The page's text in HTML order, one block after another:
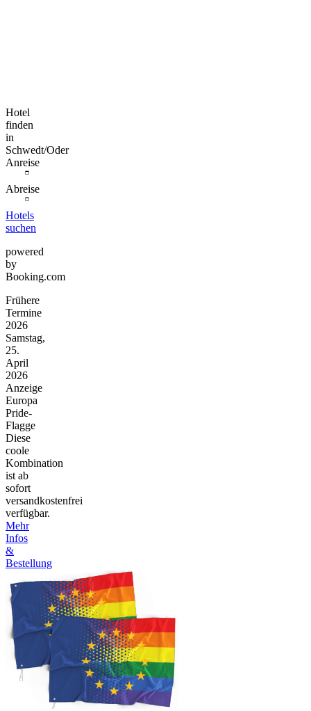
Hotel
finden
in
Schwedt/Oder
Anreise
Abreise
Hotels
suchen
powered
by
Booking.com
Frühere
Termine
2026
Samstag,
25.
April
2026
Anzeige
Europa
Pride-
Flagge
Diese
coole
Kombination
ist ab
sofort
versandkostenfrei
verfügbar.
Mehr
Infos
&
Bestellung